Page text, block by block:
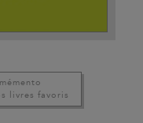
livres favoris